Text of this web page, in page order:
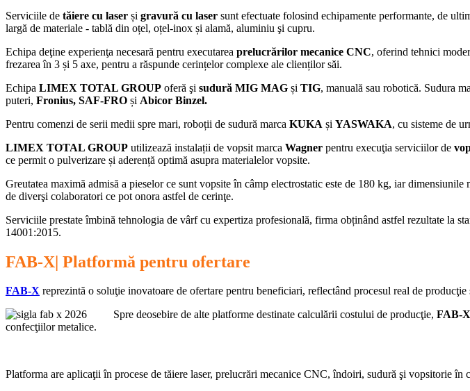
Serviciile de tăiere cu laser și gravură cu laser sunt efectuate folosind echipamente performante, de
largă de materiale - tablă din oțel, oțel-inox și alamă, aluminiu şi cupru.
Echipa deţine experienţa necesară pentru executarea prelucrărilor mecanice CNC, oferind tehnici
frezarea în 3 și 5 axe, pentru a răspunde cerințelor complexe ale clienților săi.
Echipa LIMEX TOTAL GROUP oferă şi sudură MIG MAG și TIG, manuală sau robotică. Sudura
puteri, Fronius, SAF-FRO și Abicor Binzel.
Pentru comenzi de serii medii spre mari, roboții de sudură marca KUKA și YASWAKA, cu sisteme de
LIMEX TOTAL GROUP utilizează instalații de vopsit marca Wagner pentru execuţia serviciilor de
ce permit o pulverizare și aderență optimă asupra materialelor vopsite.
Greutatea maximă admisă a pieselor ce sunt vopsite în câmp electrostatic este de 180 kg, iar
de diverşi colaboratori ce pot onora astfel de cerinţe.
Serviciile prestate îmbină tehnologia de vârf cu expertiza profesională, firma obținând astfel rezultate la
14001:2015.
FAB-X| Platformă pentru ofertare
FAB-X reprezintă o soluţie inovatoare de ofertare pentru beneficiari, reflectând procesul real de
Spre deosebire de alte platforme destinate calculării costului de producţie, FAB-X
confecţiilor metalice.
Platforma are aplicaţii în procese de tăiere laser, prelucrări mecanice CNC, îndoiri, sudură şi vopsitorie în